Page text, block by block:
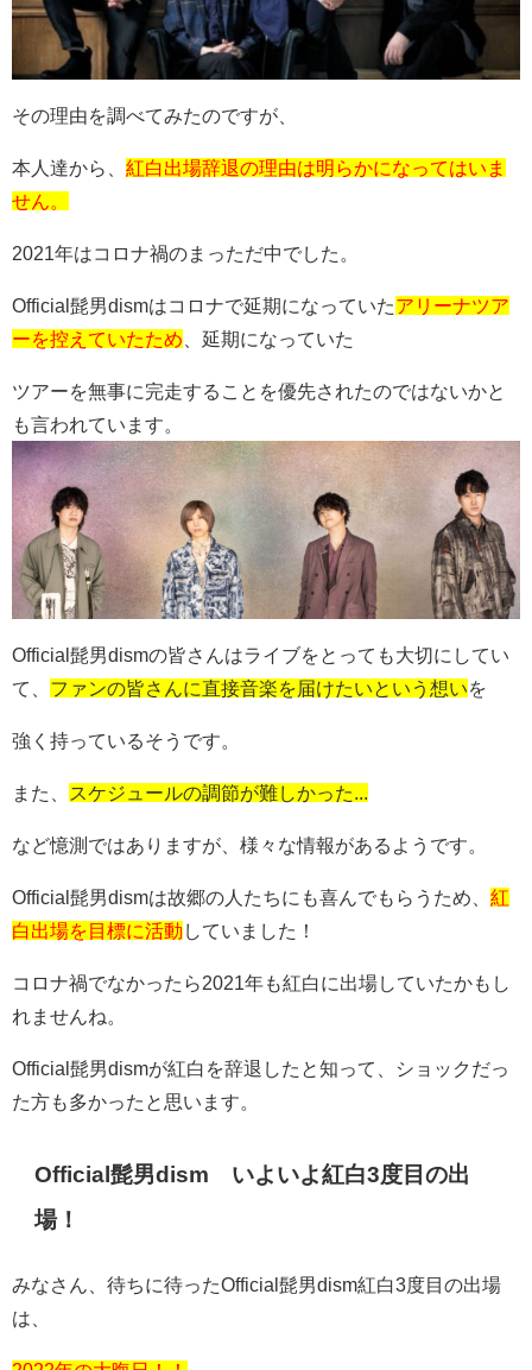
その理由を調べてみたのですが、
本人達から、 紅白出場辞退の理由は明らかになってはいま
せん。
2021年はコロナ禍のまっただ中でした。
Official髭男dismはコロナで延期になっていたアリーナツア
ーを控えていたため 、延期になっていた
ツアーを無事に完走することを優先されたのではないかと
も言われています。
Official髭男dismの皆さんはライブをとっても大切にしてい
て、 ファンの皆さんに直接音楽を届けたいという想いを
強く持っているそうです。
また、 スケジュールの調節が難しかった...
など憶測ではありますが、様々な情報があるようです。
Official髭男dismは故郷の人たちにも喜んでもらうため、 紅
白出場を目標に活動 していました！
コロナ禍でなかったら2021年も紅白に出場していたかもし
れませんね。
Official髭男dismが紅白を辞退したと知って、ショックだっ
た方も多かったと思います。
Official髭男dism いよいよ紅白3度目の出
場！
みなさん、待ちに待ったOfficial髭男dism紅白3度目の出場
は、